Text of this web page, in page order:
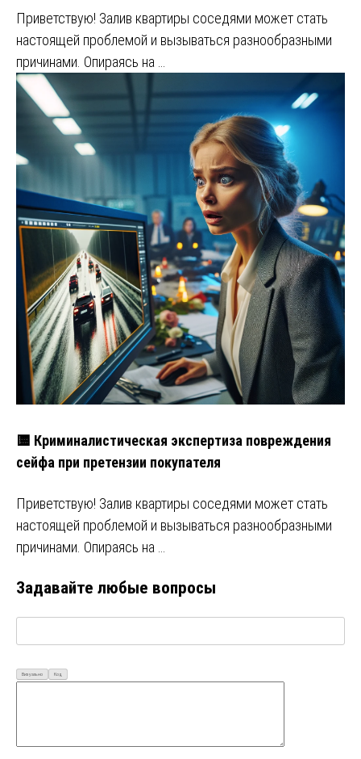
Приветствую! Залив квартиры соседями может стать
настоящей проблемой и вызываться разнообразными
причинами. Опираясь на …
🟨 Криминалистическая экспертиза повреждения
сейфа при претензии покупателя
Приветствую! Залив квартиры соседями может стать
настоящей проблемой и вызываться разнообразными
причинами. Опираясь на …
Задавайте любые вопросы
Визуально Код